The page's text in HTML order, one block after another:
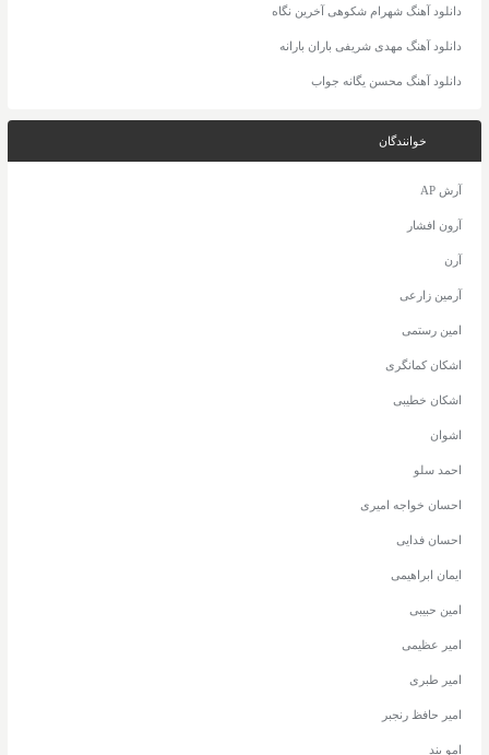
دانلود آهنگ شهرام شکوهی آخرین نگاه
دانلود آهنگ مهدی شریفی باران بارانه
دانلود آهنگ محسن یگانه جواب
خوانندگان
آرش AP
آرون افشار
آرن
آرمین زارعی
امین رستمی
اشکان کمانگری
اشکان خطیبی
اشوان
احمد سلو
احسان خواجه امیری
احسان فدایی
ایمان ابراهیمی
امین حبیبی
امیر عظیمی
امیر طبری
امیر حافظ رنجبر
امو بند